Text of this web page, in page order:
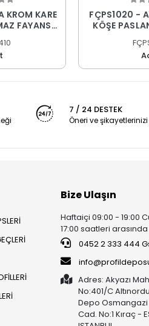
KROM KARE
FAYANS
FÇPS1020 -
KÖŞE
7 / 24 DESTEK
Öneri ve
Bize Ulaşın
Haftaiçi 09:00 - 19:00
17:00 saatleri
0452 2 333 444
Adres: Akyazı
No:401/C
Depo Osmangazi
Cad. No:1 Kıraç -